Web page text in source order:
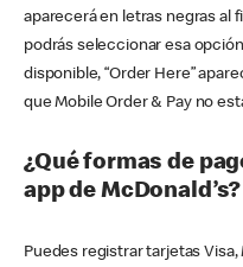
aparecerá en letras negras al
podrás seleccionar esa
disponible, “Order Here”
que Mobile Order & Pay no
¿Qué formas de
app de McDonald’s?
Puedes registrar tarjetas